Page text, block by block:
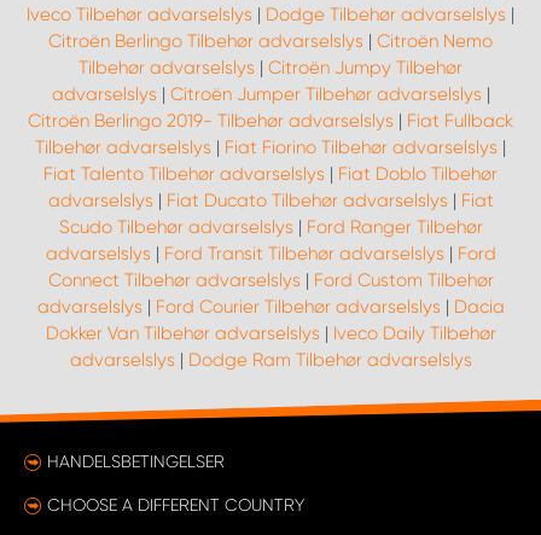
Iveco Tilbehør advarselslys | Dodge Tilbehør advarselslys |
Citroën Berlingo Tilbehør advarselslys | Citroën Nemo
Tilbehør advarselslys | Citroën Jumpy Tilbehør
advarselslys | Citroën Jumper Tilbehør advarselslys |
Citroën Berlingo 2019- Tilbehør advarselslys | Fiat Fullback
Tilbehør advarselslys | Fiat Fiorino Tilbehør advarselslys |
Fiat Talento Tilbehør advarselslys | Fiat Doblo Tilbehør
advarselslys | Fiat Ducato Tilbehør advarselslys | Fiat
Scudo Tilbehør advarselslys | Ford Ranger Tilbehør
advarselslys | Ford Transit Tilbehør advarselslys | Ford
Connect Tilbehør advarselslys | Ford Custom Tilbehør
advarselslys | Ford Courier Tilbehør advarselslys | Dacia
Dokker Van Tilbehør advarselslys | Iveco Daily Tilbehør
advarselslys | Dodge Ram Tilbehør advarselslys
HANDELSBETINGELSER
CHOOSE A DIFFERENT COUNTRY